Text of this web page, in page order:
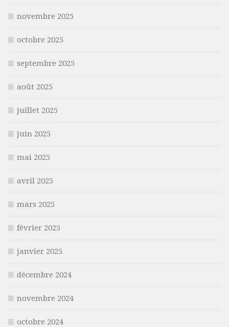
novembre 2025
octobre 2025
septembre 2025
août 2025
juillet 2025
juin 2025
mai 2025
avril 2025
mars 2025
février 2025
janvier 2025
décembre 2024
novembre 2024
octobre 2024